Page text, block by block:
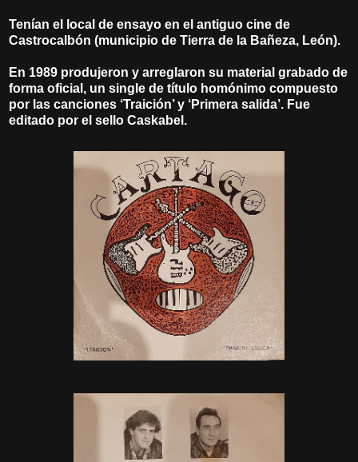
Tenían el local de ensayo en el antiguo cine de
Castrocalbón (municipio de Tierra de la Bañeza, León).
En 1989 produjeron y arreglaron su material grabado de
forma oficial, un single de título homónimo compuesto
por las canciones ‘Traición’ y ‘Primera salida’. Fue
editado por el sello Caskabel.